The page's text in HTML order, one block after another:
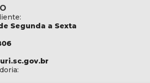
Segunda a Sexta